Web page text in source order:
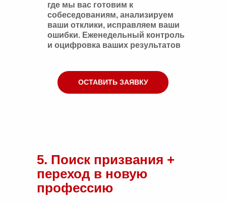
где мы вас готовим к
собеседованиям, анализируем
ваши отклики, исправляем ваши
ошибки. Еженедельный контроль
и оцифровка ваших результатов
ОСТАВИТЬ ЗАЯВКУ
5. Поиск призвания +
переход в новую
профессию